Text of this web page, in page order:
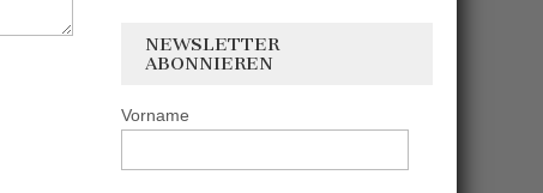
NEWSLETTER
ABONNIEREN
Vorname